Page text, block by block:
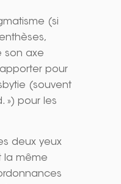
(si
son axe
pour
(souvent
») pour les
deux yeux
la même